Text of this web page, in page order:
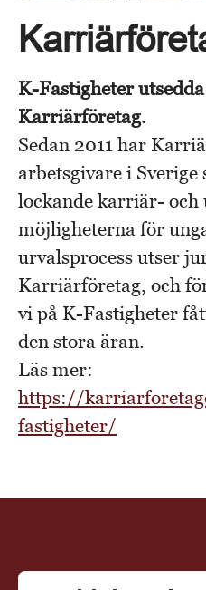
K-Fastigheter
Karriärföretag.
Sedan 2011 har
arbetsgivare i
lockande karriär-
möjligheterna för
urvalsprocess utser
Karriärföretag, och
vi på K-Fastigheter
den stora äran.
Läs mer:
https://
fastigheter/